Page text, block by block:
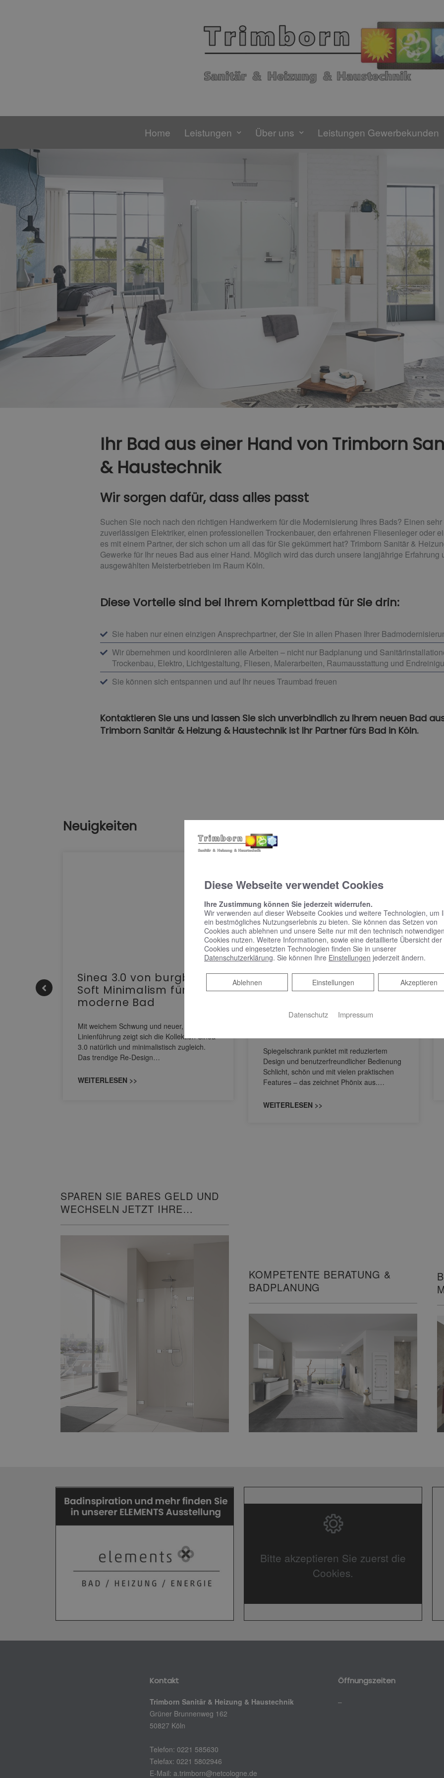
Home Leistungen Über uns Leistungen Gewerbekunden
Ihr Bad aus einer Hand​ von Trimborn
& Haustechnik
Wir sorgen dafür, dass alles passt
Suchen Sie noch nach den richtigen Handwerkern für die Modernisierung Ihres Bads? Einen
zuverlässigen Elektriker, einen professionellen Trockenbauer, den erfahrenen Fliesenleger oder
es mit einem Partner, der sich schon um all das für Sie gekümmert hat? Trimborn Sanitär &
Gewerke für Ihr neues Bad aus einer Hand. Möglich wird das durch unsere langjährige
ausgewählten Meisterbetrieben im Raum Köln.
Diese Vorteile sind bei Ihrem Komplettbad für Sie drin:
Sie haben nur einen einzigen Ansprechpartner, der Sie in allen Phasen Ihrer
Wir übernehmen und koordinieren alle Arbeiten – nicht nur Badplanung und
Trockenbau, Elektro, Lichtgestaltung, Fliesen, Malerarbeiten, Raumausstattung und
Sie können sich entspannen und auf Ihr neues Traumbad freuen
Kontaktieren Sie uns und lassen Sie sich unverbindlich zu Ihrem neuen Bad
Trimborn Sanitär & Heizung & Haustechnik ist Ihr Partner fürs Bad in Köln.
Neuigkeiten
Sinea 3.0 von burgbad:
Soft Minimalism für das
moderne Bad
Mit weichem Schwung und neuer, markanter
Linienführung zeigt sich die Kollektion Sinea
3.0 natürlich und minimalistisch zugleich.
Das trendige Re-Design…
WEITERLESEN >>
KEUCO PHÖNIX –
Spiegelschrank punktet
und benutzerfreundlicher
Spiegelschrank punktet mit reduziertem
Design und benutzerfreundlicher Bedienung
Schlicht, schön und mit vielen praktischen
Features – das zeichnet Phönix aus.…
WEITERLESEN >>
SPAREN SIE BARES GELD UND
WECHSELN JETZT IHRE
KOMPETENTE BERATUNG &
BADPLANUNG
Bitte akzeptieren Sie zuerst die
Cookies.
Kontakt
Trimborn Sanitär & Heizung & Haustechnik
Grüner Brunnenweg 162
50827 Köln
Telefon: 0221 585630
Telefax: 0221 5802946
E-Mail: a.trimborn@netcologne.de
Öffnungszeiten
–
Diese Webseite verwendet Cookies
Ihre Zustimmung können Sie jederzeit widerrufen.
Wir verwenden auf dieser Webseite Cookies und weitere Technologien, um
ein bestmögliches Nutzungserlebnis zu bieten. Sie können das Setzen von
Cookies auch ablehnen und unsere Seite nur mit den technisch notwendigen
Cookies nutzen. Weitere Informationen, sowie eine detaillierte Übersicht der
Cookies und eingesetzten Technologien finden Sie in unserer
Datenschutzerklärung. Sie können Ihre Einstellungen jederzeit ändern.
Akzeptieren
Einstellungen
Ablehnen
Ablehnen
Datenschutz Impressum